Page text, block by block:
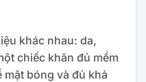
khác nhau: da,
chiếc khăn đủ mềm
bóng và đủ khả